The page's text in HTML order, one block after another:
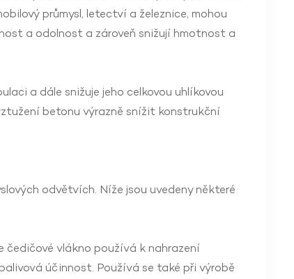
průmysl, letectví a železnice, mohou
a odolnost a zároveň snižují hmotnost a
a dále snižuje jeho celkovou uhlíkovou
betonu výrazně snížit konstrukční
odvětvích. Níže jsou uvedeny některé
čedičové vlákno používá k nahrazení
účinnost. Používá se také při výrobě